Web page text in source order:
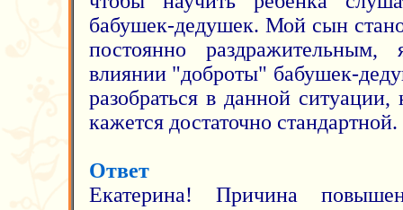
бабушек-дедушек. Мой сын
постоянно
влиянии "доброты" бабушек-
разобраться в данной
кажется достаточно
Ответ
Екатерина! Причина